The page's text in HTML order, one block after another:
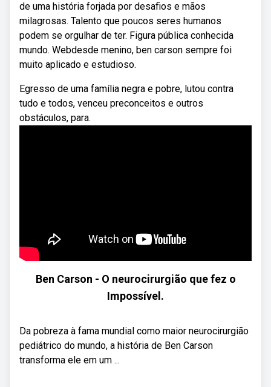
de uma história forjada por desafios e mãos
milagrosas. Talento que poucos seres humanos
podem se orgulhar de ter. Figura pública conhecida
mundo. Webdesde menino, ben carson sempre foi
muito aplicado e estudioso.
Egresso de uma família negra e pobre, lutou contra
tudo e todos, venceu preconceitos e outros
obstáculos, para.
Ben Carson - O neurocirurgião que fez o
Impossível.
Da pobreza à fama mundial como maior neurocirurgião
pediátrico do mundo, a história de Ben Carson
transforma ele em um ...